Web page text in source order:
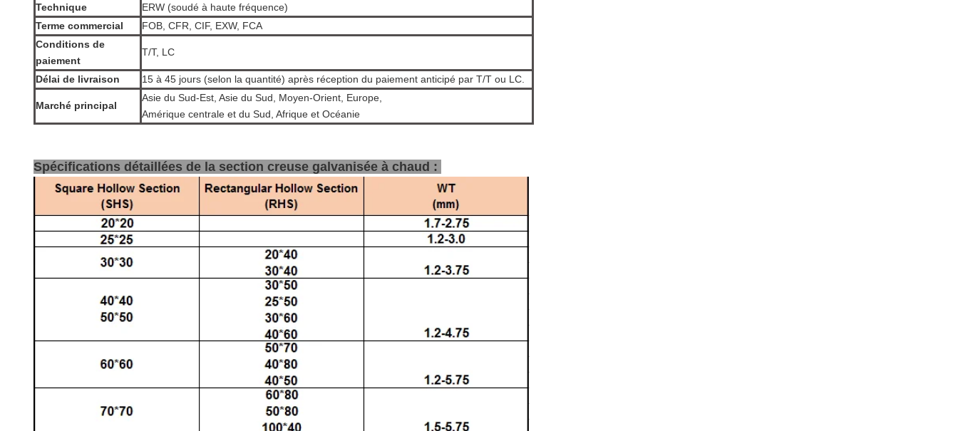
Technique
ERW (soudé à haute fréquence)
Terme commercial
FOB, CFR, CIF, EXW, FCA
Conditions de
paiement
T/T, LC
Délai de livraison 15 à 45 jours (selon la quantité) après réception du paiement anticipé par T/T ou LC.
Marché principal
Asie du Sud-Est, Asie du Sud, Moyen-Orient, Europe,
Amérique centrale et du Sud, Afrique et Océanie
Spécifications détaillées de la section creuse galvanisée à chaud :